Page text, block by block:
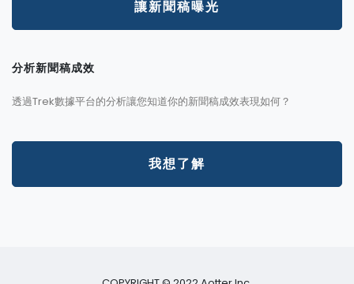
讓新聞稿曝光
分析新聞稿成效
透過Trek數據平台的分析讓您知道你的新聞稿成效表現如何？
我想了解